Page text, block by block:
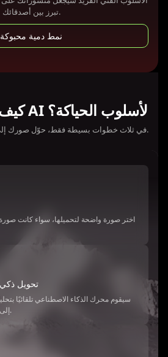
تبرز بين أصدقائك.
نمط دمية محبوكة
كيف تستخدم مولد AI لأسلوب الحياكة؟
في ثلاث خطوات بسيطة فقط، حوّل صورك إلى أعمال فنية محبوكة دافئة.
اختر صورة واضحة لتحميلها، سواء كانت
2. تحويل
سيقوم محرك الذكاء الاصطناعي تلقائيًا
إلى أسلوب نسيج حياكة دقيق.